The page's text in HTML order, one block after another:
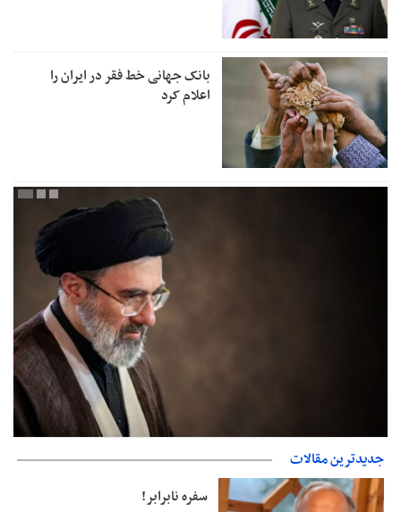
بانک جهانی خط فقر در ایران را
اعلام کرد
دفتر رهبر انقلاب: مطالب خارج از مراجع رسمی فاقد سندیت است
جدیدترین مقالات
سفره نابرابر!